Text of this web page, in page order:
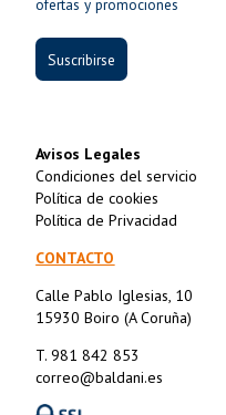
ofertas y promociones
Suscribirse
Avisos Legales
Condiciones del servicio
Política de cookies
Política de Privacidad
CONTACTO
Calle Pablo Iglesias, 10
15930 Boiro (A Coruña)
T. 981 842 853
correo@baldani.es